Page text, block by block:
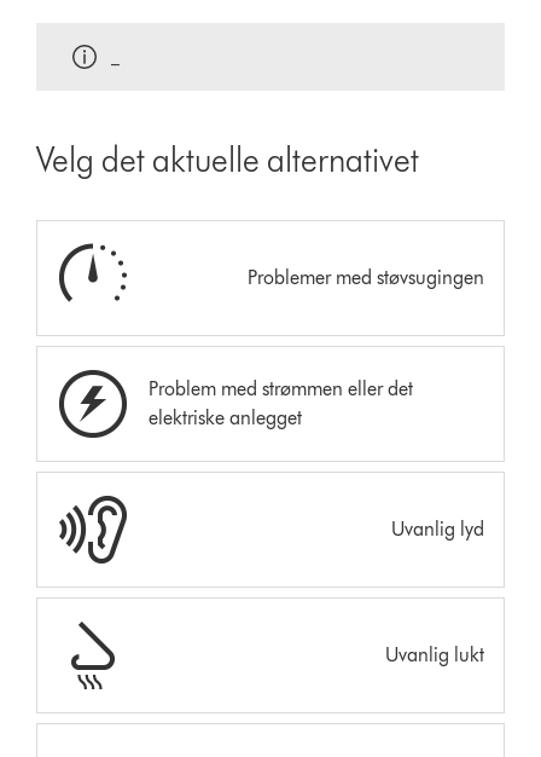
Velg det aktuelle alternativet
Problemer med støvsugingen
Problem med strømmen eller det
elektriske anlegget
Uvanlig lyd
Uvanlig lukt